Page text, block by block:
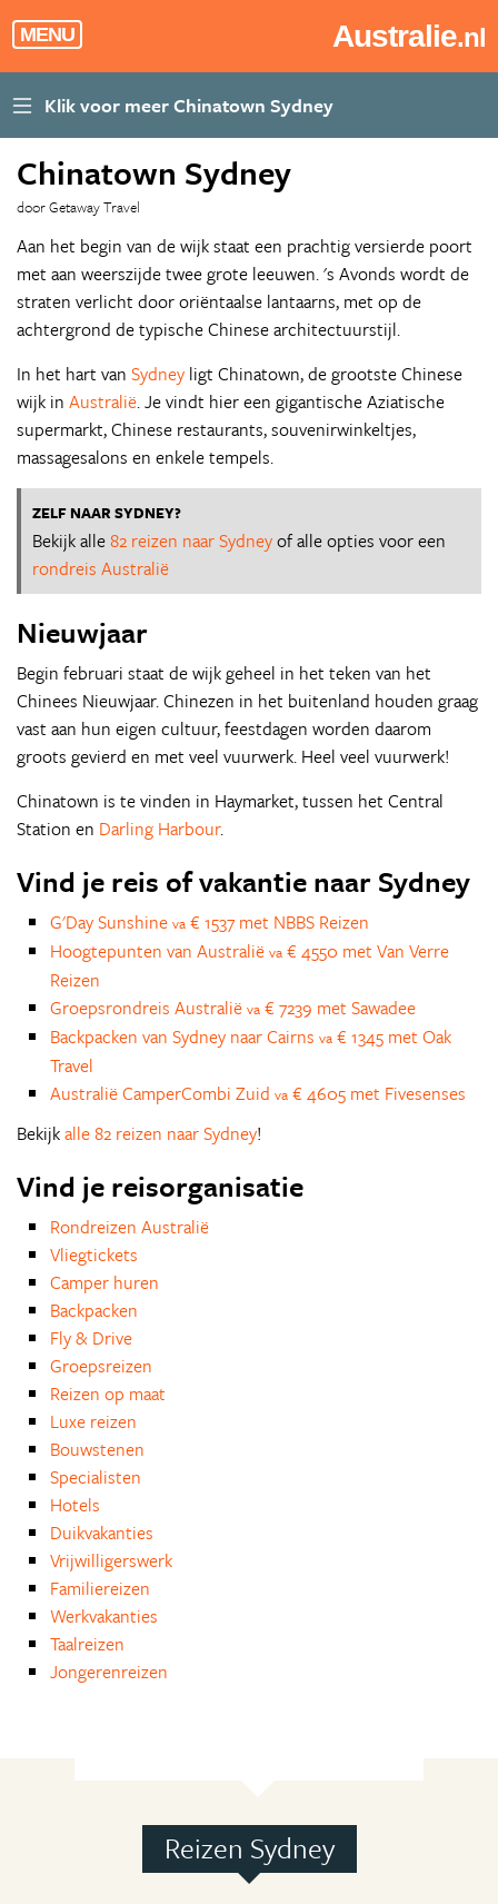
MENU Australie.nl
Chinatown Sydney
door Getaway Travel
Aan het begin van de wijk staat een prachtig versierde poort
met aan weerszijde twee grote leeuwen. 's Avonds wordt de
straten verlicht door oriëntaalse lantaarns, met op de
achtergrond de typische Chinese architectuurstijl.
In het hart van Sydney ligt Chinatown, de grootste Chinese
wijk in Australië. Je vindt hier een gigantische Aziatische
supermarkt, Chinese restaurants, souvenirwinkeltjes,
massagesalons en enkele tempels.
ZELF NAAR SYDNEY?
Bekijk alle82 reizen naar Sydneyof alle opties voor een
rondreis Australië
Nieuwjaar
Begin februari staat de wijk geheel in het teken van het
Chinees Nieuwjaar. Chinezen in het buitenland houden graag
vast aan hun eigen cultuur, feestdagen worden daarom
groots gevierd en met veel vuurwerk. Heel veel vuurwerk!
Chinatown is te vinden in Haymarket, tussen het Central
Station en Darling Harbour.
Vind je reis of vakantie naar Sydney
G'Day Sunshine va € 1537 met NBBS Reizen
Hoogtepunten van Australië va € 4550 met Van Verre
Reizen
Groepsrondreis Australië va € 7239 met Sawadee
Backpacken van Sydney naar Cairns va € 1345 met Oak
Travel
Australië CamperCombi Zuid va € 4605 met Fivesenses
Bekijkalle 82 reizen naar Sydney!
Vind je reisorganisatie
Rondreizen Australië
Vliegtickets
Camper huren
Backpacken
Fly & Drive
Groepsreizen
Reizen op maat
Luxe reizen
Bouwstenen
Specialisten
Hotels
Duikvakanties
Vrijwilligerswerk
Familiereizen
Werkvakanties
Taalreizen
Jongerenreizen
Reizen Sydney